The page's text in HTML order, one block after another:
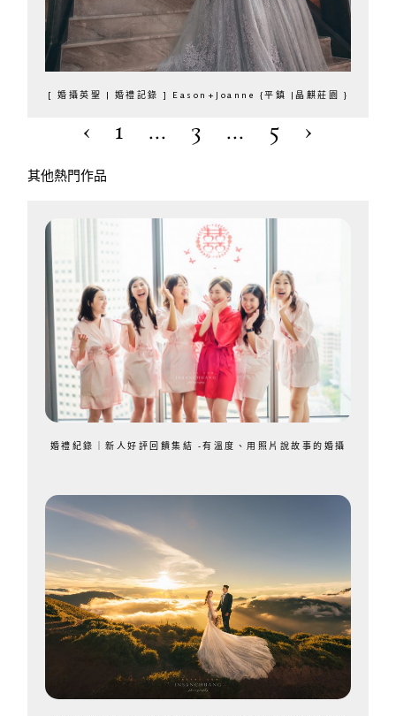
[ 婚攝英聖 | 婚禮記錄 ] Eason+Joanne {平鎮 |晶麒莊園 }
‹ 1 ... 3 ... 5 ›
其他熱門作品
婚禮紀錄｜新人好評回饋集結 -有溫度、用照片說故事的婚攝